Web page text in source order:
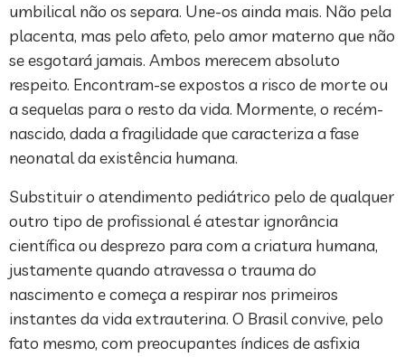
umbilical não os separa. Une-os ainda mais. Não pela
placenta, mas pelo afeto, pelo amor materno que não
se esgotará jamais. Ambos merecem absoluto
respeito. Encontram-se expostos a risco de morte ou
a sequelas para o resto da vida. Mormente, o recém-
nascido, dada a fragilidade que caracteriza a fase
neonatal da existência humana.
Substituir o atendimento pediátrico pelo de qualquer
outro tipo de profissional é atestar ignorância
científica ou desprezo para com a criatura humana,
justamente quando atravessa o trauma do
nascimento e começa a respirar nos primeiros
instantes da vida extrauterina. O Brasil convive, pelo
fato mesmo, com preocupantes índices de asfixia